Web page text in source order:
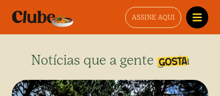
ASSINE AQUI
Notícias que a gente gosta